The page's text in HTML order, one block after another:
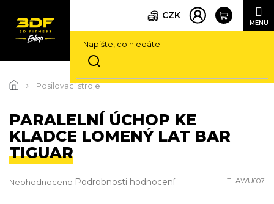
na
CZK
Posilovací stroje
PARALELNÍ ÚCHOP KE
KLADCE LOMENÝ LAT BAR
TIGUAR
TI-AWU007
Průměrné
Neohodnoceno Podrobnosti hodnocení